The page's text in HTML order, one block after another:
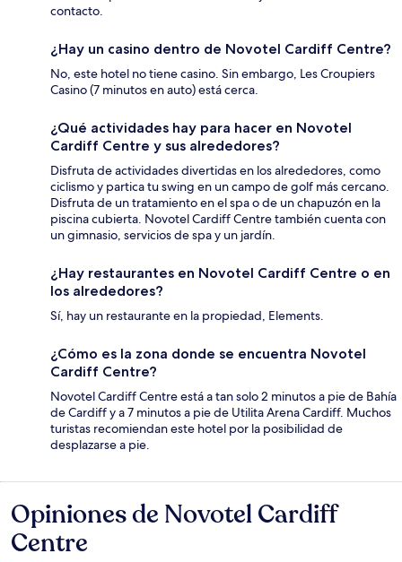
contacto.
¿Hay un casino dentro de Novotel Cardiff Centre?
No, este hotel no tiene casino. Sin embargo, Les Croupiers
Casino (7 minutos en auto) está cerca.
¿Qué actividades hay para hacer en Novotel
Cardiff Centre y sus alrededores?
Disfruta de actividades divertidas en los alrededores, como
ciclismo y partica tu swing en un campo de golf más cercano.
Disfruta de un tratamiento en el spa o de un chapuzón en la
piscina cubierta. Novotel Cardiff Centre también cuenta con
un gimnasio, servicios de spa y un jardín.
¿Hay restaurantes en Novotel Cardiff Centre o en
los alrededores?
Sí, hay un restaurante en la propiedad, Elements.
¿Cómo es la zona donde se encuentra Novotel
Cardiff Centre?
Novotel Cardiff Centre está a tan solo 2 minutos a pie de Bahía
de Cardiff y a 7 minutos a pie de Utilita Arena Cardiff. Muchos
turistas recomiendan este hotel por la posibilidad de
desplazarse a pie.
Opiniones
Opiniones de Novotel Cardiff
Centre